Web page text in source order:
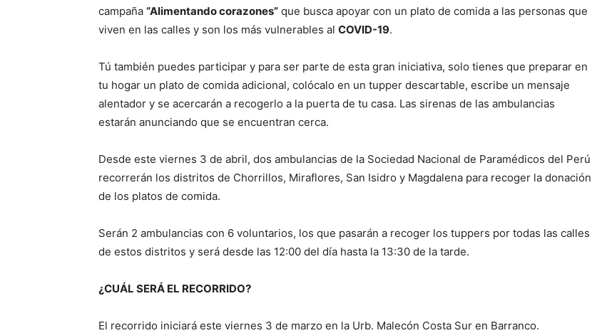
campaña “Alimentando corazones” que busca apoyar con un plato de comida a las personas que
viven en las calles y son los más vulnerables al COVID-19.
Tú también puedes participar y para ser parte de esta gran iniciativa, solo tienes que preparar en
tu hogar un plato de comida adicional, colócalo en un tupper descartable, escribe un mensaje
alentador y se acercarán a recogerlo a la puerta de tu casa. Las sirenas de las ambulancias
estarán anunciando que se encuentran cerca.
Desde este viernes 3 de abril, dos ambulancias de la Sociedad Nacional de Paramédicos del Perú
recorrerán los distritos de Chorrillos, Miraflores, San Isidro y Magdalena para recoger la donación
de los platos de comida.
Serán 2 ambulancias con 6 voluntarios, los que pasarán a recoger los tuppers por todas las calles
de estos distritos y será desde las 12:00 del día hasta la 13:30 de la tarde.
¿CUÁL SERÁ EL RECORRIDO?
El recorrido iniciará este viernes 3 de marzo en la Urb. Malecón Costa Sur en Barranco.